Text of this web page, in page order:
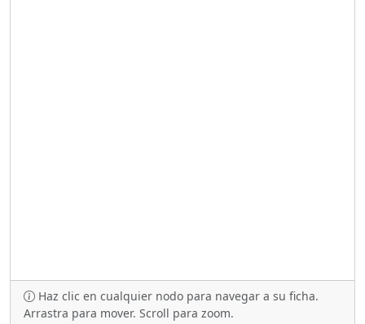
Haz clic en cualquier nodo para navegar a su ficha.
Arrastra para mover. Scroll para zoom.